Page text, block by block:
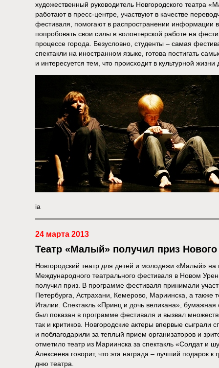
художественный руководитель Новгородского театра
работают в пресс-центре, участвуют в качестве
фестиваля, помогают в распространении информации
попробовать свои силы в волонтерской работе на
процессе города. Безусловно, студенты – самая
спектакли на иностранном языке, готова постигать
и интересуется тем, что происходит в культурной жизни
ia
24 марта 2013
Театр «Малый» получил приз Нового
Новгородский театр для детей и молодежи «Малый»
Международного театрального фестиваля в Новом
получил приз. В программе фестиваля принимали
Петербурга, Астрахани, Кемерово, Мариинска, а также
Италии. Спектакль «Принц и дочь великана», бумажная
был показан в программе фестиваля и вызвал
так и критиков. Новгородские актеры впервые сыграли
и поблагодарили за теплый прием организаторов и
отметило театр из Мариинска за спектакль «Солдат и
Алексеева говорит, что эта награда – лучший подарок
дню театра.